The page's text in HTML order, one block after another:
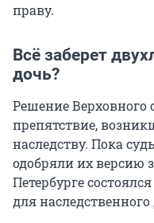
праву.
Всё заберет
дочь?
Решение Верховного
препятствие,
наследству. Пока
одобряли их версию
Петербурге
для наследственного